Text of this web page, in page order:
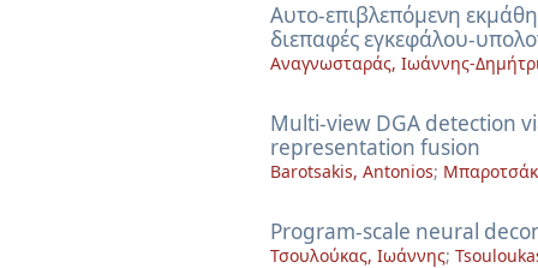
Αυτο-επιβλεπόμενη
διεπαφές εγκεφάλου-
Αναγνωσταράς, Ιωάννης-
Multi-view DGA detection
representation fusion
Barotsakis, Antonios;
Program-scale neural
Τσουλούκας, Ιωάννης;